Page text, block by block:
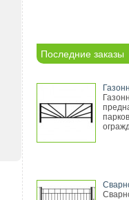
Последние заказы